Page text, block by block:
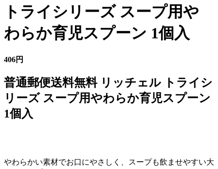
トライシリーズ スープ用や
わらか育児スプーン 1個入
406円
普通郵便送料無料 リッチェル トライシ
リーズ スープ用やわらか育児スプーン
1個入
やわらかい素材でお口にやさしく、スープも飲ませやすい大